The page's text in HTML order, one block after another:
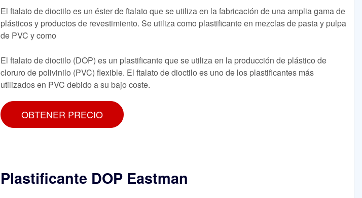
El ftalato de dioctilo es un éster de ftalato que se utiliza en la fabricación de una amplia gama de
plásticos y productos de revestimiento. Se utiliza como plastificante en mezclas de pasta y pulpa
de PVC y como
El ftalato de dioctilo (DOP) es un plastificante que se utiliza en la producción de plástico de
cloruro de polivinilo (PVC) flexible. El ftalato de dioctilo es uno de los plastificantes más
utilizados en PVC debido a su bajo coste.
OBTENER PRECIO
Plastificante DOP Eastman